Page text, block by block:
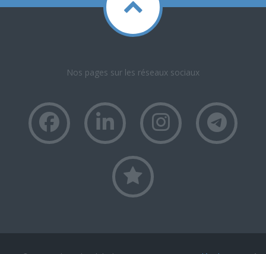
Nos pages sur les réseaux sociaux